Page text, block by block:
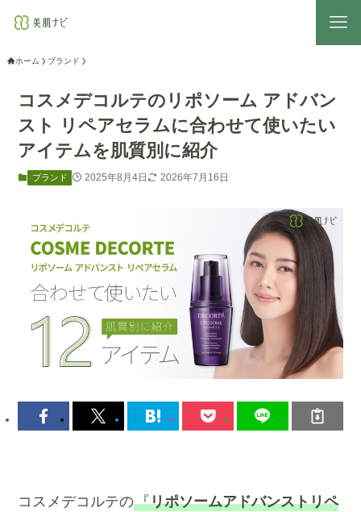
ホーム ブランド
コスメデコルテのリポソーム アドバン
スト リペアセラムに合わせて使いたい
アイテムを肌質別に紹介
ブランド 2025年8月4日 2026年7月16日
コスメデコルテの『リポソームアドバンストリペ